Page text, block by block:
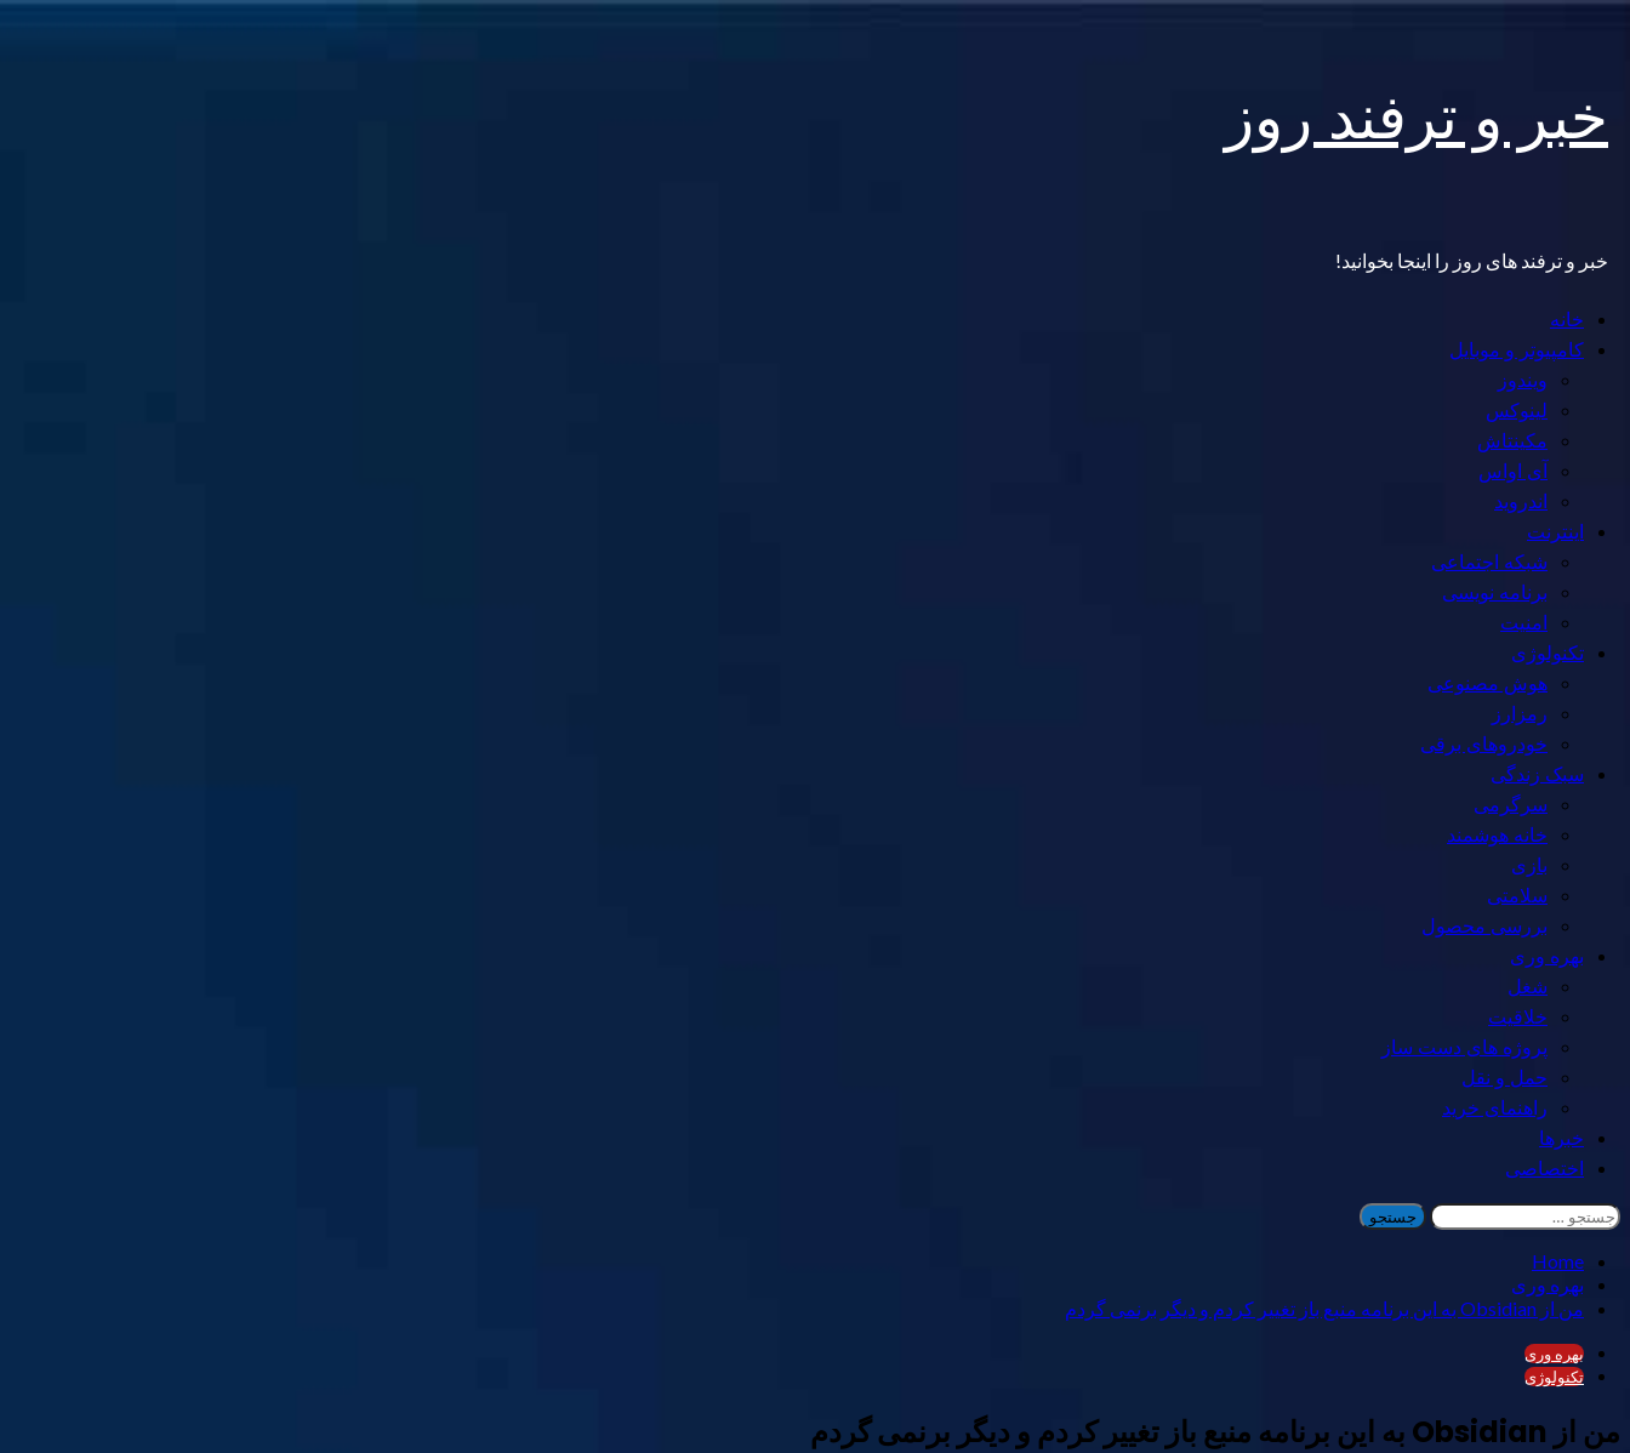
content
خبر و ترفند روز
خبر و ترفند های روز را اینجا بخوانید!
Primary
Menu
خانه
کامپیوتر و موبایل
ویندوز
لینوکس
مکینتاش
آی اواس
اندروید
اینترنت
شبکه اجتماعی
برنامه نویسی
امنیت
تکنولوژی
هوش مصنوعی
رمزارز
خودروهای برقی
سبک زندگی
سرگرمی
خانه هوشمند
بازی
سلامتی
بررسی محصول
بهره وری
شغل
خلاقیت
پروژه های دست ساز
حمل و نقل
راهنمای خرید
خبرها
اختصاصی
جستجو
برای:
Home
بهره وری
من از Obsidian به این برنامه منبع باز تغییر کردم و دیگر برنمی گردم
بهره وری
تکنولوژی
من از Obsidian به این برنامه منبع باز تغییر کردم و دیگر برنمی گردم